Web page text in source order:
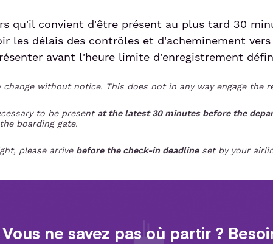
qu'il convient d'être présent au plus tard 30
les délais des contrôles et d'acheminement
avant l'heure limite d'enregistrement
without notice. This does not in any way engage the
to be present at the latest 30 minutes before the
boarding gate.
please arrive before the check-in deadlineset by your
Vous ne savez pas où partir ?